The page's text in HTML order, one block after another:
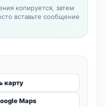
копируется, затем
вставьте сообщение
карту
Maps